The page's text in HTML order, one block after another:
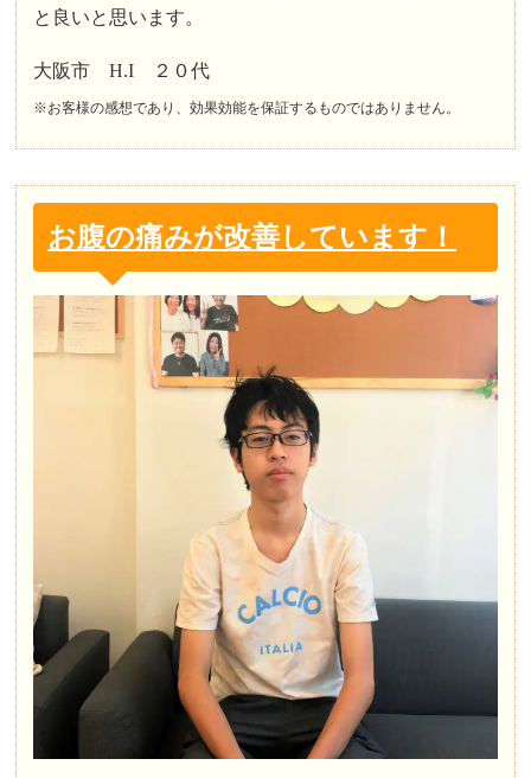
と良いと思います。
大阪市 H.I ２０代
※お客様の感想であり、効果効能を保証するものではありません。
お腹の痛みが改善しています！